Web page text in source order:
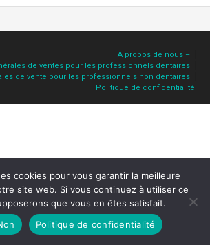
A propos de nous –
de ventes pour les professionnels dentaires
de vente pour les professionnels non dentaires
Politique de confidentialité
cookies pour vous garantir la meilleure
site web. Si vous continuez à utiliser ce
que vous en êtes satisfait.
Politique de confidentialité